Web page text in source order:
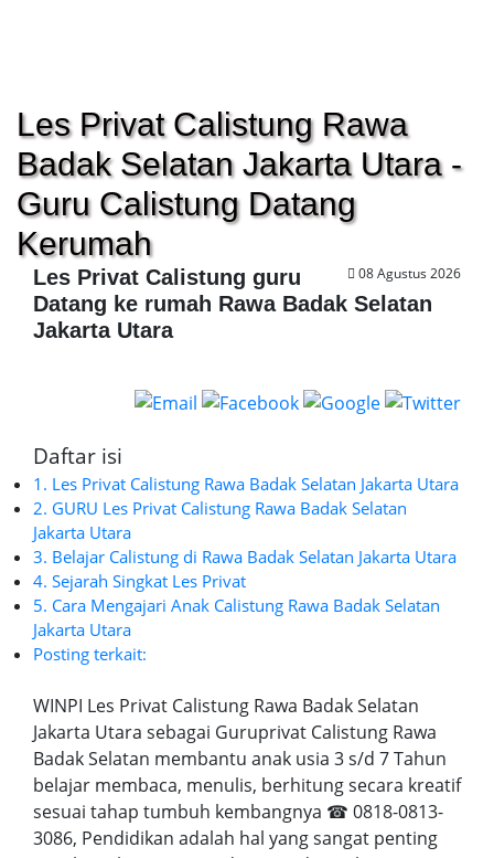
Les Privat Calistung Rawa
Badak Selatan Jakarta Utara -
Guru Calistung Datang
Kerumah
08 Agustus 2026
Les Privat Calistung guru
Datang ke rumah Rawa Badak Selatan
Jakarta Utara
Daftar isi
1. Les Privat Calistung Rawa Badak Selatan Jakarta Utara
2. GURU Les Privat Calistung Rawa Badak Selatan
Jakarta Utara
3. Belajar Calistung di Rawa Badak Selatan Jakarta Utara
4. Sejarah Singkat Les Privat
5. Cara Mengajari Anak Calistung Rawa Badak Selatan
Jakarta Utara
Posting terkait:
WINPI Les Privat Calistung Rawa Badak Selatan
Jakarta Utara sebagai Guruprivat Calistung Rawa
Badak Selatan membantu anak usia 3 s/d 7 Tahun
belajar membaca, menulis, berhitung secara kreatif
sesuai tahap tumbuh kembangnya ☎ 0818-0813-
3086, Pendidikan adalah hal yang sangat penting